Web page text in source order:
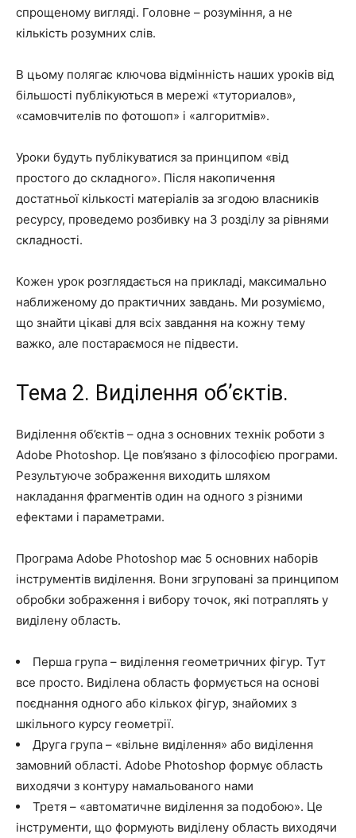
спрощеному вигляді. Головне – розуміння, а не
кількість розумних слів.
В цьому полягає ключова відмінність наших уроків від
більшості публікуються в мережі «туториалов»,
«самовчителів по фотошоп» і «алгоритмів».
Уроки будуть публікуватися за принципом «від
простого до складного». Після накопичення
достатньої кількості матеріалів за згодою власників
ресурсу, проведемо розбивку на 3 розділу за рівнями
складності.
Кожен урок розглядається на прикладі, максимально
наближеному до практичних завдань. Ми розуміємо,
що знайти цікаві для всіх завдання на кожну тему
важко, але постараємося не підвести.
Тема 2. Виділення об’єктів.
Виділення об’єктів – одна з основних технік роботи з
Adobe Photoshop. Це пов’язано з філософією програми.
Результуюче зображення виходить шляхом
накладання фрагментів один на одного з різними
ефектами і параметрами.
Програма Adobe Photoshop має 5 основних наборів
інструментів виділення. Вони згруповані за принципом
обробки зображення і вибору точок, які потраплять у
виділену область.
Перша група – виділення геометричних фігур. Тут
все просто. Виділена область формується на основі
поєднання одного або кількох фігур, знайомих з
шкільного курсу геометрії.
Друга група – «вільне виділення» або виділення
замовний області. Adobe Photoshop формує область
виходячи з контуру намальованого нами
Третя – «автоматичне виділення за подобою». Це
інструменти, що формують виділену область виходячи